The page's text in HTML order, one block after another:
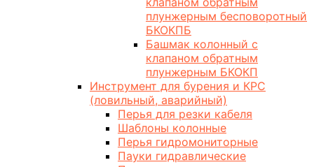
плунжерным бесповоротный
БКОКПБ
Башмак колонный с
клапаном обратным
плунжерным БКОКП
Инструмент для бурения и КРС
(ловильный, аварийный)
Перья для резки кабеля
Шаблоны колонные
Перья гидромониторные
Пауки гидравлические